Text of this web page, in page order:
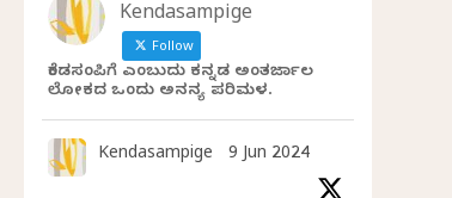
Kendasampige
Follow
ಕೆಂಡಸಂಪಿಗೆ ಎಂಬುದು ಕನ್ನಡ ಅಂತರ್ಜಾಲ
ಲೋಕದ ಒಂದು ಅನನ್ಯ ಪರಿಮಳ.
Kendasampige 9 Jun 2024